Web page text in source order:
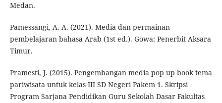
Medan.
Pamessangi, A. A. (2021). Media dan permainan
pembelajaran bahasa Arab (1st ed.). Gowa: Penerbit Aksara
Timur.
Pramesti, J. (2015). Pengembangan media pop up book tema
pariwisata untuk kelas III SD Negeri Pakem 1. Skripsi
Program Sarjana Pendidikan Guru Sekolah Dasar Fakultas